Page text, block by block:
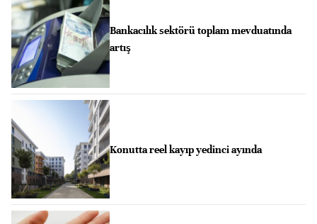
Bankacılık sektörü toplam mevduatında
artış
Konutta reel kayıp yedinci ayında